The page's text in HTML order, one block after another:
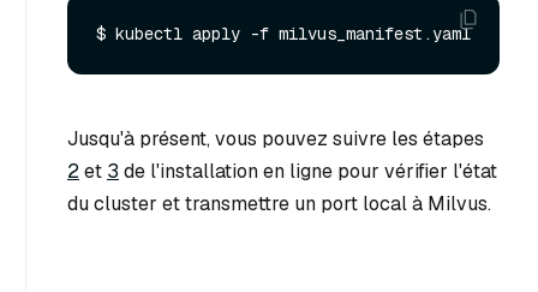
Jusqu'à présent, vous pouvez suivre les étapes
2et 3 de l'installation en ligne pour vérifier l'état
du cluster et transmettre un port local à Milvus.